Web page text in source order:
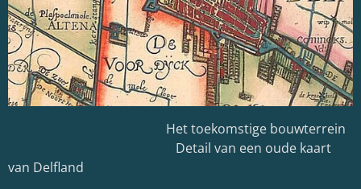
Het toekomstige bouwterrein
Detail van een oude kaart
van Delfland